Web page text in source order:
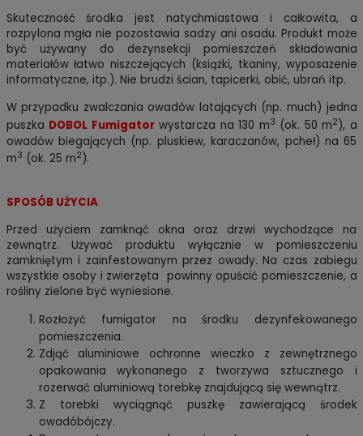
Skuteczność środka jest natychmiastowa i całkowita, a
rozpylona mgła nie pozostawia sadzy ani osadu. Produkt może
być używany do dezynsekcji pomieszczeń składowania
materiałów łatwo niszczejących (książki, tkaniny, wyposażenie
informatyczne, itp.). Nie brudzi ścian, tapicerki, obić, ubrań itp.
W przypadku zwalczania owadów latających (np. much) jedna
puszka DOBOL Fumigatorwystarcza na 130 m3 (ok. 50 m2 ), a
owadów biegających (np. pluskiew, karaczanów, pcheł) na 65
m3 (ok. 25 m2 ).
SPOSÓB UŻYCIA
Przed użyciem zamknąć okna oraz drzwi wychodzące na
zewnątrz. Używać produktu wyłącznie w pomieszczeniu
zamkniętym i zainfestowanym przez owady. Na czas zabiegu
wszystkie osoby i zwierzęta powinny opuścić pomieszczenie, a
rośliny zielone być wyniesione.
Rozłożyć fumigator na środku dezynfekowanego
pomieszczenia.
Zdjąć aluminiowe ochronne wieczko z zewnętrznego
opakowania wykonanego z tworzywa sztucznego i
rozerwać aluminiową torebkę znajdującą się wewnątrz.
Z torebki wyciągnąć puszkę zawierającą środek
owadóbójczy.